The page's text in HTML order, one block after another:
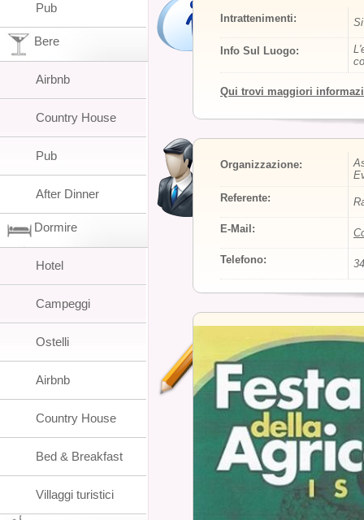
Intrattenimenti:
Info Sul Luogo:
Qui trovi maggiori
Organizzazione:
Referente:
E-Mail:
Telefono:
Pub
Bere
Airbnb
Country House
Pub
After Dinner
Dormire
Hotel
Campeggi
Ostelli
Airbnb
Country House
Bed & Breakfast
Villaggi turistici